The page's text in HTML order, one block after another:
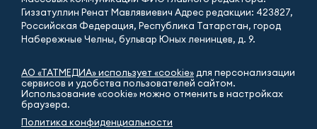
Гиззатуллин Ренат Мавлявиевич Адрес редакции: 423827,
Российская Федерация, Республика Татарстан, город
Набережные Челны, бульвар Юных ленинцев, д. 9.
АО «ТАТМЕДИА» использует «cookie»для персонализации
сервисов и удобства пользователей сайтом.
Использование «cookie» можно отменить в настройках
браузера.
Политика конфиденциальности